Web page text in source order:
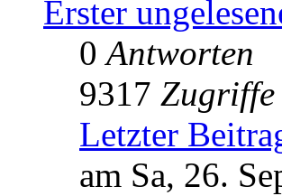
Erster
0Antworten
9317 Zugriffe
Letzter
am Sa, 26.